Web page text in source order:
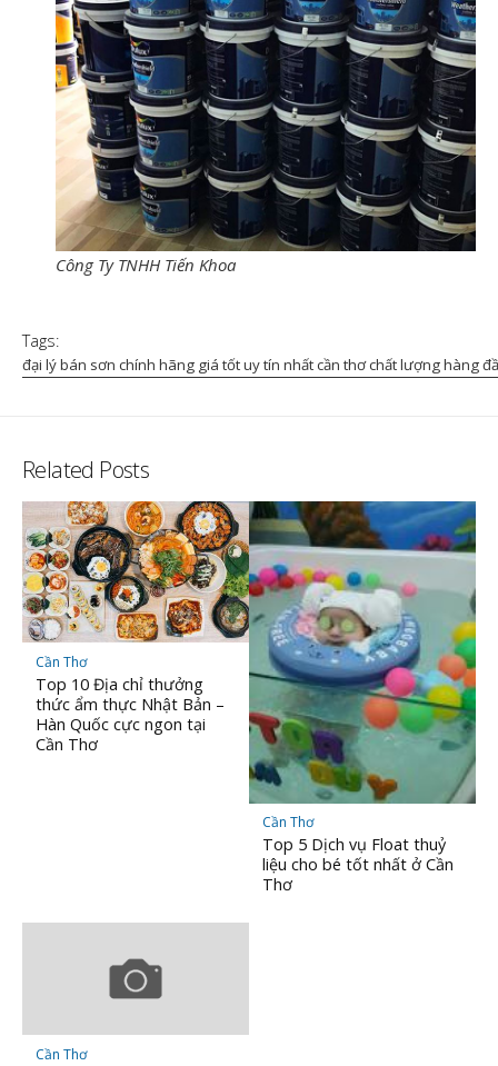
Công Ty TNHH Tiến Khoa
Tags:
đại lý bán sơn chính hãng giá tốt uy tín nhất cần thơ chất lượng hàng
Related Posts
Cần Thơ
Top 10 Địa chỉ thưởng
thức ẩm thực Nhật Bản –
Hàn Quốc cực ngon tại
Cần Thơ
Cần Thơ
Top 5 Dịch vụ Float thuỷ
liệu cho bé tốt nhất ở Cần
Thơ
Cần Thơ